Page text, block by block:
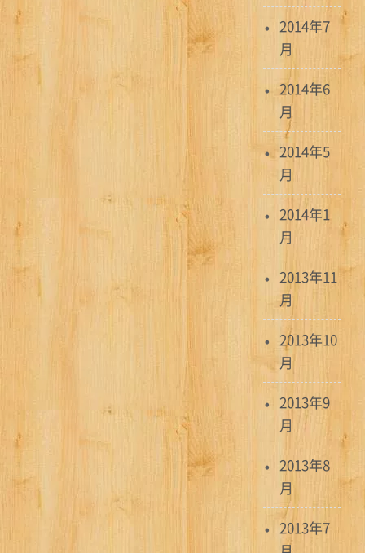
2014年7
月
2014年6
月
2014年5
月
2014年1
月
2013年11
月
2013年10
月
2013年9
月
2013年8
月
2013年7